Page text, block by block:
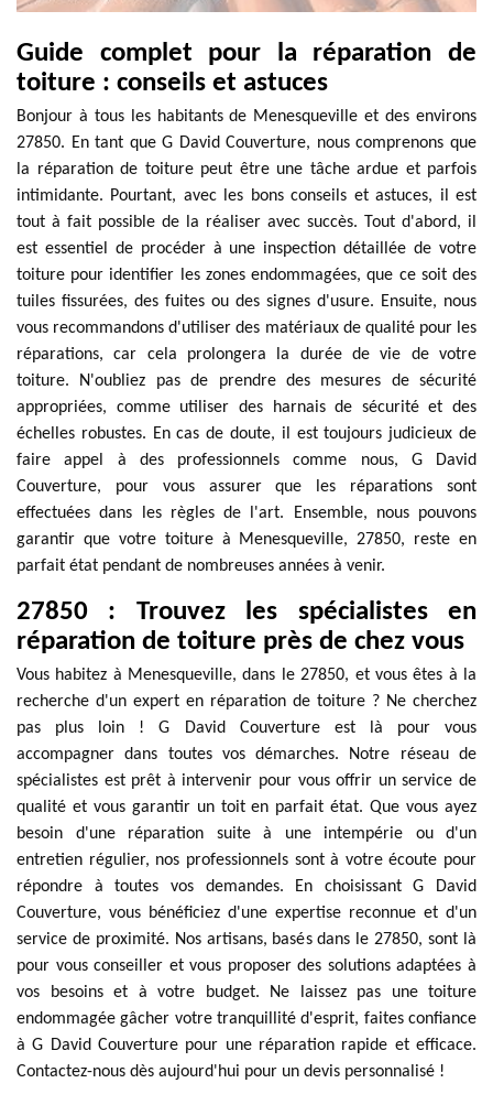
Guide complet pour la réparation de
toiture : conseils et astuces
Bonjour à tous les habitants de Menesqueville et des environs
27850. En tant que G David Couverture, nous comprenons que
la réparation de toiture peut être une tâche ardue et parfois
intimidante. Pourtant, avec les bons conseils et astuces, il est
tout à fait possible de la réaliser avec succès. Tout d'abord, il
est essentiel de procéder à une inspection détaillée de votre
toiture pour identifier les zones endommagées, que ce soit des
tuiles fissurées, des fuites ou des signes d'usure. Ensuite, nous
vous recommandons d'utiliser des matériaux de qualité pour les
réparations, car cela prolongera la durée de vie de votre
toiture. N'oubliez pas de prendre des mesures de sécurité
appropriées, comme utiliser des harnais de sécurité et des
échelles robustes. En cas de doute, il est toujours judicieux de
faire appel à des professionnels comme nous, G David
Couverture, pour vous assurer que les réparations sont
effectuées dans les règles de l'art. Ensemble, nous pouvons
garantir que votre toiture à Menesqueville, 27850, reste en
parfait état pendant de nombreuses années à venir.
27850 : Trouvez les spécialistes en
réparation de toiture près de chez vous
Vous habitez à Menesqueville, dans le 27850, et vous êtes à la
recherche d'un expert en réparation de toiture ? Ne cherchez
pas plus loin ! G David Couverture est là pour vous
accompagner dans toutes vos démarches. Notre réseau de
spécialistes est prêt à intervenir pour vous offrir un service de
qualité et vous garantir un toit en parfait état. Que vous ayez
besoin d'une réparation suite à une intempérie ou d'un
entretien régulier, nos professionnels sont à votre écoute pour
répondre à toutes vos demandes. En choisissant G David
Couverture, vous bénéficiez d'une expertise reconnue et d'un
service de proximité. Nos artisans, basés dans le 27850, sont là
pour vous conseiller et vous proposer des solutions adaptées à
vos besoins et à votre budget. Ne laissez pas une toiture
endommagée gâcher votre tranquillité d'esprit, faites confiance
à G David Couverture pour une réparation rapide et efficace.
Contactez-nous dès aujourd'hui pour un devis personnalisé !